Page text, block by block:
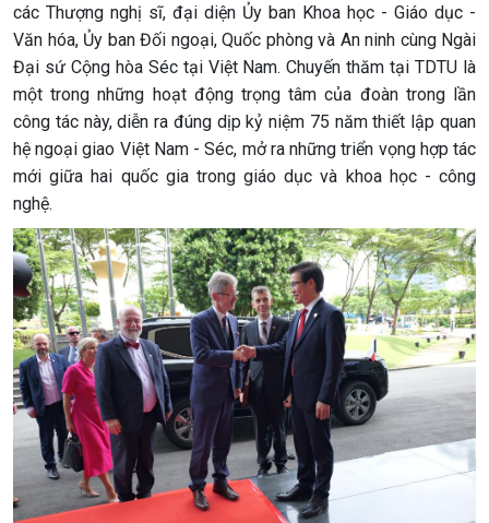
các Thượng nghị sĩ, đại diện Ủy ban Khoa học - Giáo dục -
Văn hóa, Ủy ban Đối ngoại, Quốc phòng và An ninh cùng Ngài
Đại sứ Cộng hòa Séc tại Việt Nam. Chuyến thăm tại TDTU là
một trong những hoạt động trọng tâm của đoàn trong lần
công tác này, diễn ra đúng dịp kỷ niệm 75 năm thiết lập quan
hệ ngoại giao Việt Nam - Séc, mở ra những triển vọng hợp tác
mới giữa hai quốc gia trong giáo dục và khoa học - công
nghệ.